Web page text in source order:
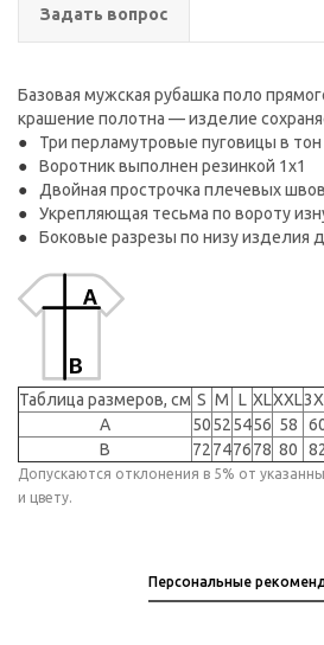
Задать вопрос
Базовая мужская рубашка поло
крашение полотна — изделие
Три перламутровые пуговицы в тон
Воротник выполнен резинкой 1x1
Двойная прострочка плечевых швов
Укрепляющая тесьма по вороту
Боковые разрезы по низу изделия
Таблица размеров, см S M L XLXXL
A
50525456 58
B
72747678 80
Допускаются отклонения в 5% от
и цвету.
Персональные